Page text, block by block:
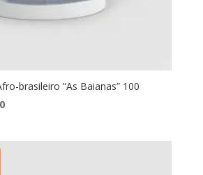
brasileiro “As Baianas” 100
O